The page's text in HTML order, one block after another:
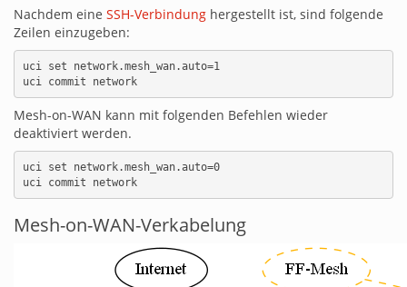
Nachdem eine SSH-Verbindung hergestellt ist, sind folgende
Zeilen einzugeben:
uci set network.mesh_wan.auto=1
uci commit network
Mesh-on-WAN kann mit folgenden Befehlen wieder
deaktiviert werden.
uci set network.mesh_wan.auto=0
uci commit network
Mesh-on-WAN-Verkabelung